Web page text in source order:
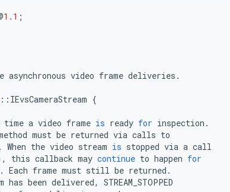
1.1 ;
asynchronous video frame deliveries .
:: IEvsCameraStream {
time a video frame is ready for inspection .
must be returned via calls to
. When the video stream is stopped via a call
this callback may continue to happen for
. Each frame must still be returned .
has been delivered,
STREAM_STOPPED